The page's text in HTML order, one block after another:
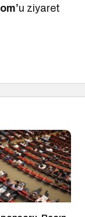
u ziyaret